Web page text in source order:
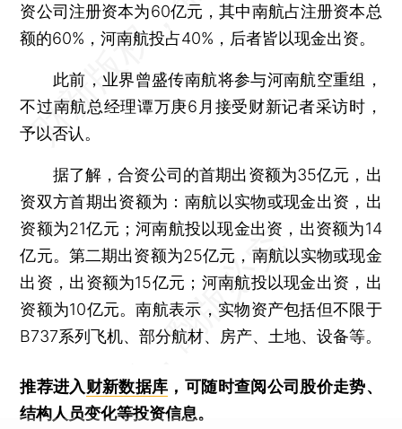
资公司注册资本为60亿元，其中南航占注册资本总
额的60%，河南航投占40%，后者皆以现金出资。
此前，业界曾盛传南航将参与河南航空重组，
不过南航总经理谭万庚6月接受财新记者采访时，
予以否认。
据了解，合资公司的首期出资额为35亿元，出
资双方首期出资额为：南航以实物或现金出资，出
资额为21亿元；河南航投以现金出资，出资额为14
亿元。第二期出资额为25亿元，南航以实物或现金
出资，出资额为15亿元；河南航投以现金出资，出
资额为10亿元。南航表示，实物资产包括但不限于
B737系列飞机、部分航材、房产、土地、设备等。
推荐进入财新数据库 ，可随时查阅公司股价走势、
结构人员变化等投资信息。